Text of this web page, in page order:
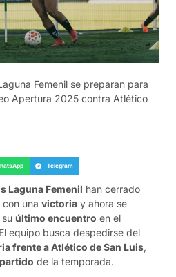
Femenil se preparan para
Apertura 2025 contra Atlético
Telegram
Laguna Femenil han cerrado
una victoria y ahora se
último encuentro en el
equipo busca despedirse del
frente a Atlético de San Luis,
de la temporada.